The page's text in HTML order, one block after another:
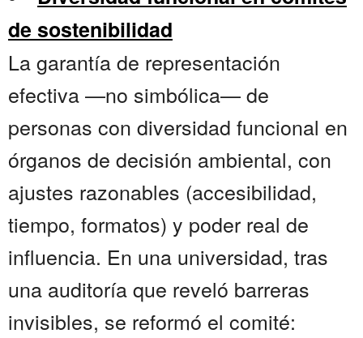
de sostenibilidad
La garantía de representación
efectiva —no simbólica— de
personas con diversidad funcional en
órganos de decisión ambiental, con
ajustes razonables (accesibilidad,
tiempo, formatos) y poder real de
influencia. En una universidad, tras
una auditoría que reveló barreras
invisibles, se reformó el comité: